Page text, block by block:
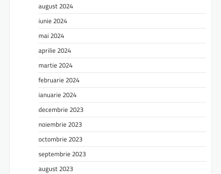
august 2024
iunie 2024
mai 2024
aprilie 2024
martie 2024
februarie 2024
ianuarie 2024
decembrie 2023
noiembrie 2023
octombrie 2023
septembrie 2023
august 2023